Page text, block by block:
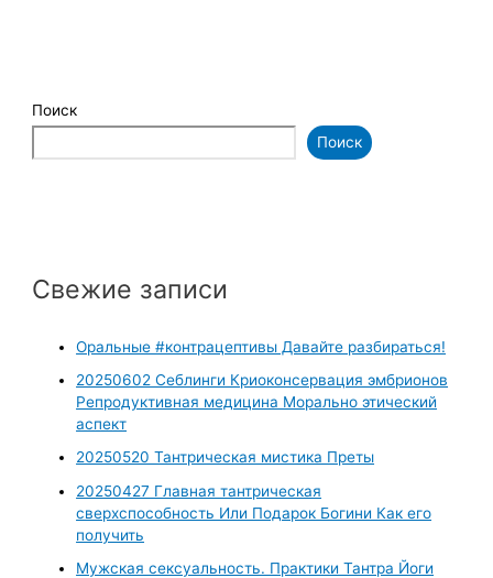
Поиск
Поиск
Свежие записи
Оральные #контрацептивы Давайте разбираться!
20250602 Себлинги Криоконсервация эмбрионов
Репродуктивная медицина Морально этический
аспект
20250520 Тантрическая мистика Преты
20250427 Главная тантрическая
сверхспособность Или Подарок Богини Как его
получить
Мужская сексуальность. Практики Тантра Йоги